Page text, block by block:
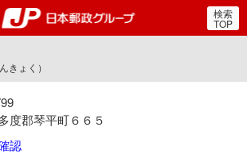
郵便局・日本郵政グルー
検索
TOP
きょく）
度郡琴平町６６５
認